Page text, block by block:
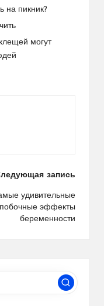
на пикник?
могут
запись
удивительные
побочные эффекты
беременности